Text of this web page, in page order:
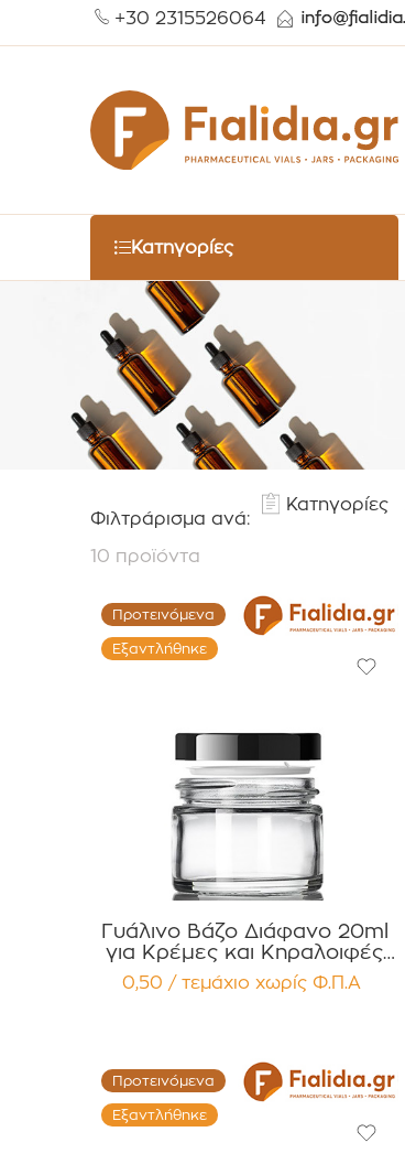
+30 2315526064
Κατηγορίες
Φιλτράρισμα ανά:
Κατηγορίες
10 προϊόντα
Προτεινόμενα
Εξαντλήθηκε
Γυάλινο Βάζο Διάφανο 20ml
για Κρέμες και Κηραλοιφές
με Μαύρο Γυαλιστερό Καπάκι
Παρέμβυσμα Συσκευασία 12
0,50 / τεμάχιο χωρίς Φ.Π.Α
Προτεινόμενα
Εξαντλήθηκε